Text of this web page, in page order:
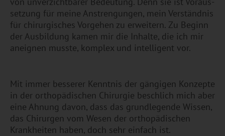
set­zung für meine An­stren­gun­gen, mein Ver­ständ­nis
für chir­ur­gi­sches Vor­ge­hen zu er­wei­tern. Zu Be­ginn
der Aus­bil­dung kamen mir die In­hal­te, die ich mir
an­eig­nen muss­te, kom­plex und in­tel­li­gent vor.
Mit immer bes­se­rer Kennt­nis der gän­gi­gen Kon­zep­te
in der or­tho­pä­di­schen Chir­ur­gie be­schlich mich aber
eine Ah­nung davon, dass das grund­le­gen­de Wis­sen,
das Chir­ur­gen vom Wesen der or­tho­pä­di­schen
Krank­hei­ten haben, doch sehr ein­fach ist.